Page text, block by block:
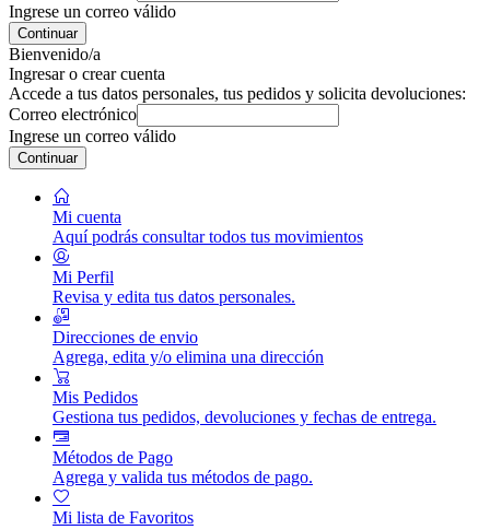
Ingrese un correo válido
Continuar
Bienvenido/a
Ingresar o crear cuenta
Accede a tus datos personales, tus pedidos y solicita devoluciones:
Correo electrónico
Ingrese un correo válido
Continuar
Mi cuenta
Aquí podrás consultar todos tus movimientos
Mi Perfil
Revisa y edita tus datos personales.
Direcciones de envio
Agrega, edita y/o elimina una dirección
Mis Pedidos
Gestiona tus pedidos, devoluciones y fechas de entrega.
Métodos de Pago
Agrega y valida tus métodos de pago.
Mi lista de Favoritos